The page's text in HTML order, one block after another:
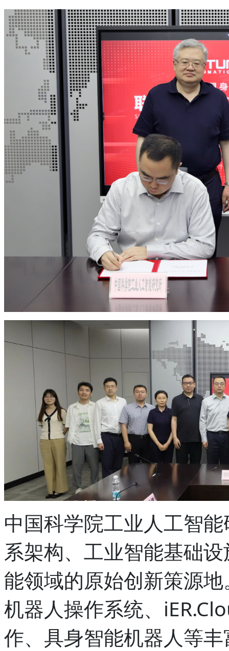
中国科学院工业人工智
系架构、工业智能基础
能领域的原始创新策源
机器人操作系统、
作、具身智能机器人等